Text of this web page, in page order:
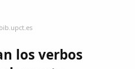
los verbos